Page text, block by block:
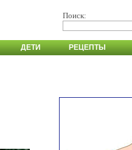
Поиск:
ДЕТИ РЕЦЕПТЫ